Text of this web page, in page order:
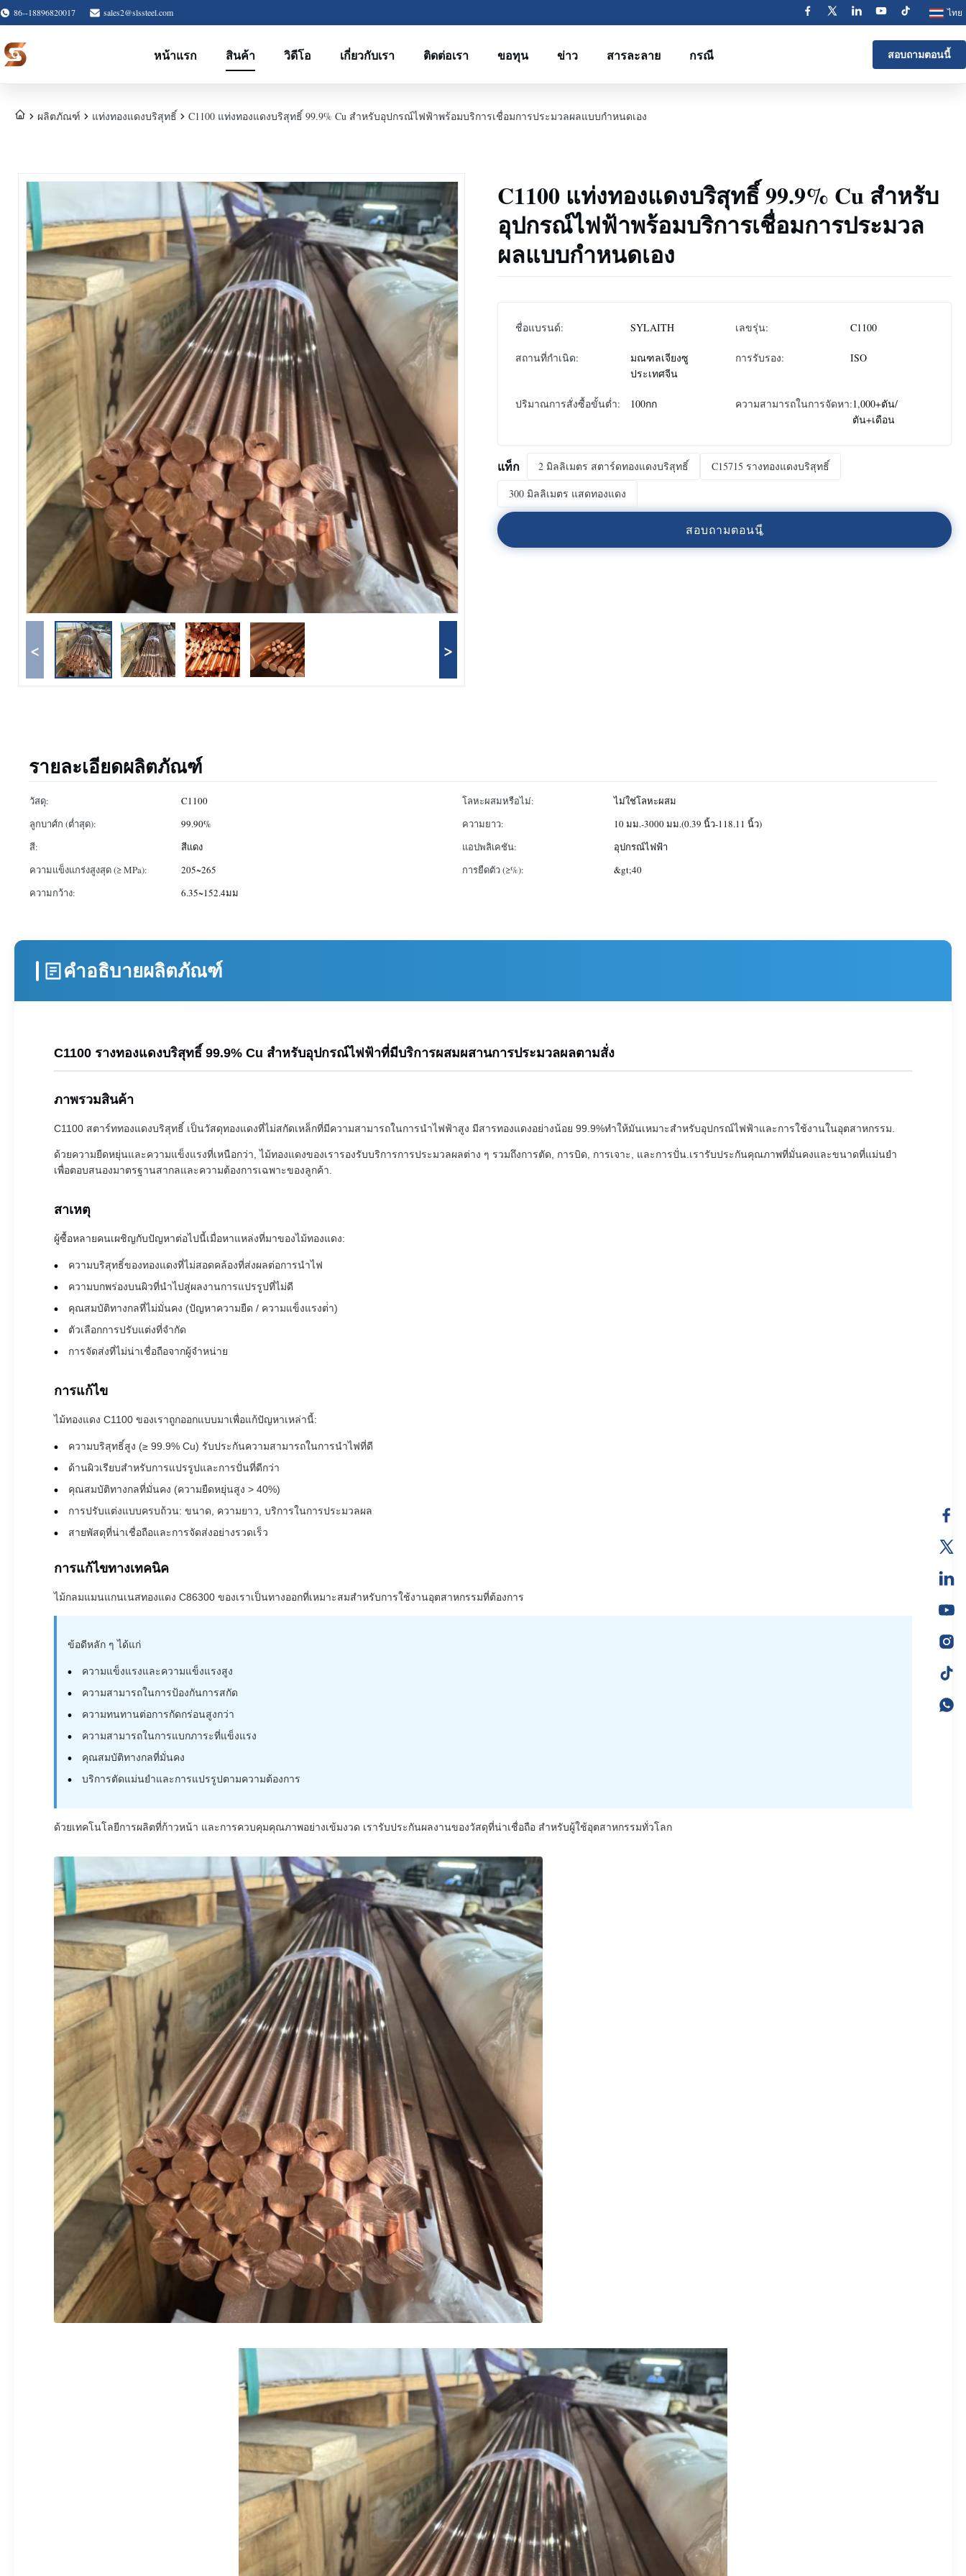
86--18896820017 sales2@slssteel.com ไทย
หน้าแรก สินค้า วิดีโอ เกี่ยวกับเรา ติดต่อเรา ขอทุน ข่าว สารละลาย กรณี สอบถามตอนนี้
ผลิตภัณฑ์ แท่งทองแดงบริสุทธิ์ C1100 แท่งทองแดงบริสุทธิ์ 99.9% Cu สำหรับอุปกรณ์ไฟฟ้าพร้อมบริการเชื่อมการประมวลผลแบบกำหนดเอง
< >
C1100 แท่งทองแดงบริสุทธิ์ 99.9% Cu สำหรับ
อุปกรณ์ไฟฟ้าพร้อมบริการเชื่อมการประมวล
ผลแบบกำหนดเอง
ชื่อแบรนด์: SYLAITH เลขรุ่น: C1100
สถานที่กำเนิด:
มณฑลเจียงซู
ประเทศจีน
การรับรอง: ISO
ปริมาณการสั่งซื้อขั้นต่ำ: 100กก ความสามารถในการจัดหา:1,000+ตัน/
ตัน+เดือน
แท็ก 2 มิลลิเมตร สตาร์ดทองแดงบริสุทธิ์
C15715 รางทองแดงบริสุทธิ์
300 มิลลิเมตร แสดทองแดง
สอบถามตอนน
รายละเอียดผลิตภัณฑ์
วัสดุ: C1100 โลหะผสมหรือไม่:
ไม่ใช่โลหะผสม
ลูกบาศ์ก (ต่ำสุด):
99.90% ความยาว:
10 มม.-3000 มม.(0.39 นิ้ว-118.11 นิ้ว)
สี:
สีแดง แอปพลิเคชัน:
อุปกรณ์ไฟฟ้า
ความแข็งแกร่งสูงสุด (≥ MPa):
205~265 การยืดตัว (≥%):
&gt;40
ความกว้าง:
6.35~152.4มม
คำอธิบายผลิตภัณฑ์
C1100 รางทองแดงบริสุทธิ์ 99.9% Cu สําหรับอุปกรณ์ไฟฟ้าที่มีบริการผสมผสานการประมวลผลตามสั่ง
ภาพรวมสินค้า
C1100 สตาร์ททองแดงบริสุทธิ์ เป็นวัสดุทองแดงที่ไม่สกัดเหล็กที่มีความสามารถในการนําไฟฟ้าสูง มีสารทองแดงอย่างน้อย 99.9%ทําให้มันเหมาะสําหรับอุปกรณ์ไฟฟ้าและการใช้งานในอุตสาหกรรม.
ด้วยความยืดหยุ่นและความแข็งแรงที่เหนือกว่า, ไม้ทองแดงของเรารองรับบริการการประมวลผลต่าง ๆ รวมถึงการตัด, การบิด, การเจาะ, และการปั่น.เรารับประกันคุณภาพที่มั่นคงและขนาดที่แม่นยํา
เพื่อตอบสนองมาตรฐานสากลและความต้องการเฉพาะของลูกค้า.
สาเหตุ
ผู้ซื้อหลายคนเผชิญกับปัญหาต่อไปนี้เมื่อหาแหล่งที่มาของไม้ทองแดง:
ความบริสุทธิ์ของทองแดงที่ไม่สอดคล้องที่ส่งผลต่อการนําไฟ
ความบกพร่องบนผิวที่นําไปสู่ผลงานการแปรรูปที่ไม่ดี
คุณสมบัติทางกลที่ไม่มั่นคง (ปัญหาความยืด / ความแข็งแรงต่ํา)
ตัวเลือกการปรับแต่งที่จํากัด
การจัดส่งที่ไม่น่าเชื่อถือจากผู้จําหน่าย
การแก้ไข
ไม้ทองแดง C1100 ของเราถูกออกแบบมาเพื่อแก้ปัญหาเหล่านี้:
ความบริสุทธิ์สูง (≥ 99.9% Cu) รับประกันความสามารถในการนําไฟที่ดี
ด้านผิวเรียบสําหรับการแปรรูปและการปั่นที่ดีกว่า
คุณสมบัติทางกลที่มั่นคง (ความยืดหยุ่นสูง > 40%)
การปรับแต่งแบบครบถ้วน: ขนาด, ความยาว, บริการในการประมวลผล
สายพัสดุที่น่าเชื่อถือและการจัดส่งอย่างรวดเร็ว
การแก้ไขทางเทคนิค
ไม้กลมแมนแกนเนสทองแดง C86300 ของเราเป็นทางออกที่เหมาะสมสําหรับการใช้งานอุตสาหกรรมที่ต้องการ
ข้อดีหลัก ๆ ได้แก่
ความแข็งแรงและความแข็งแรงสูง
ความสามารถในการป้องกันการสกัด
ความทนทานต่อการกัดกร่อนสูงกว่า
ความสามารถในการแบกภาระที่แข็งแรง
คุณสมบัติทางกลที่มั่นคง
บริการตัดแม่นยําและการแปรรูปตามความต้องการ
ด้วยเทคโนโลยีการผลิตที่ก้าวหน้า และการควบคุมคุณภาพอย่างเข้มงวด เรารับประกันผลงานของวัสดุที่น่าเชื่อถือ สําหรับผู้ใช้อุตสาหกรรมทั่วโลก